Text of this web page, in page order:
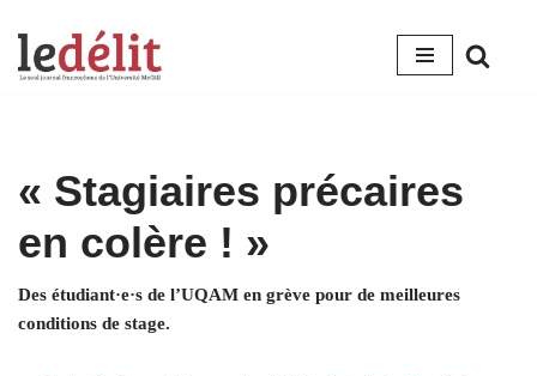
Aller
« Stagiaires précaires
en colère ! »
Des étudiant·e·s de l’UQAM en grève pour de meilleures
conditions de stage.